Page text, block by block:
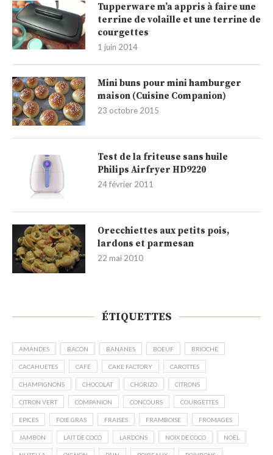
Tupperware m’a appris à faire une
terrine de volaille et une terrine de
courgettes
1 juin 2014
Mini buns pour mini hamburger
maison (Cuisine Companion)
23 octobre 2015
Test de la friteuse sans huile
Philips Airfryer HD9220
24 février 2011
Orecchiettes aux petits pois,
lardons et parmesan
22 mai 2010
ÉTIQUETTES
AMANDES BACON BANANES BOEUF BRIOCHE
CACAHUÈTES CAFÉ CAKE FACTORY CAROTTES
CHAMPIGNONS CHOCOLAT CHORIZO CITRONS
CITRON VERT COMPANION CONCOURS COURGETTES
EPICES FOIE GRAS FRAISES FRAMBOISE FROMAGES
JAMBON LAIT DE COCO LARDONS NOIX DE COCO NOËL